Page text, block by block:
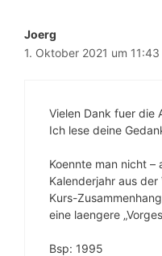
Joerg
1. Oktober 2021 um 11:43
Vielen Dank fuer die
Ich lese deine
Koennte man nicht –
Kalenderjahr aus
Kurs-
eine laengere
Bsp: 1995